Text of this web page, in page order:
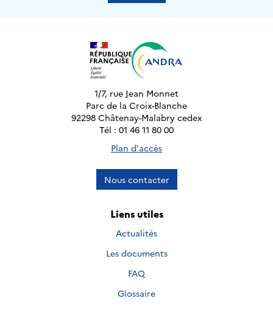
1/7, rue Jean Monnet
Parc de la Croix-Blanche
92298 Châtenay-Malabry cedex
Tél : 01 46 11 80 00
Plan d'accès
Nous contacter
Liens utiles
Actualités
Les documents
FAQ
Glossaire